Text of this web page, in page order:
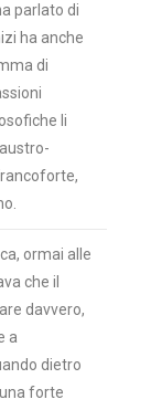
parlato di
ha anche
di
li
ormai alle
che il
davvero,
a
dietro
forte